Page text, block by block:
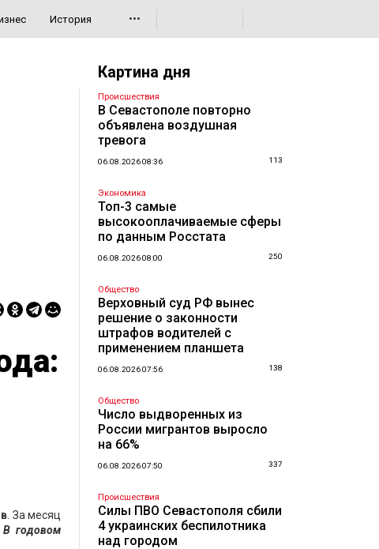
История •••
. За месяц
В годовом
Картина дня
Происшествия
В Севастополе повторно
объявлена воздушная
тревога
06.08.2026 08:36 113
Экономика
Топ-3 самые
высокооплачиваемые сферы
по данным Росстата
06.08.2026 08:00 250
Общество
Верховный суд РФ вынес
решение о законности
штрафов водителей с
применением планшета
06.08.2026 07:56 138
Общество
Число выдворенных из
России мигрантов выросло
на 66%
06.08.2026 07:50 337
Происшествия
Силы ПВО Севастополя сбили
4 украинских беспилотника
над городом